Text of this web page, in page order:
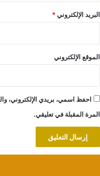
البريد الإلكتروني*
الموقع الإلكتروني
احفظ اسمي، بريدي الإلكتروني،
المرة المقبلة في تعليقي.